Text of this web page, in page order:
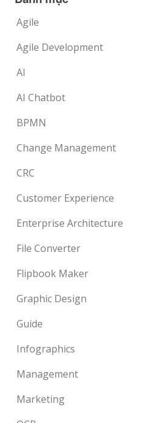
Agile
Agile Development
AI
AI Chatbot
BPMN
Change Management
CRC
Customer Experience
Enterprise Architecture
File Converter
Flipbook Maker
Graphic Design
Guide
Infographics
Management
Marketing